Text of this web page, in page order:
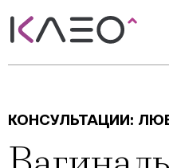
КОНСУЛЬТАЦИИ: